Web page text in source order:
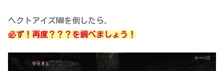
ヘクトアイズNMを倒したら、
必ず！再度？？？を調べましょう！